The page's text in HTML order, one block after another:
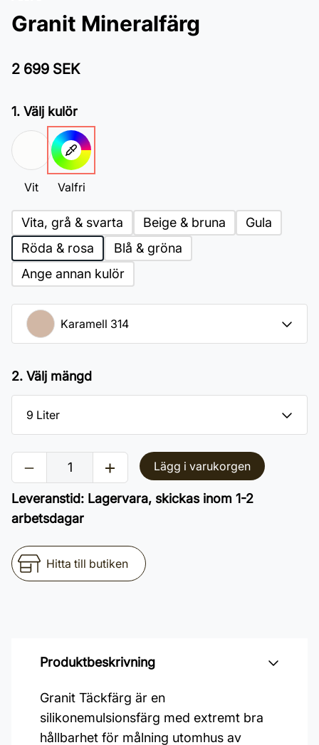
Granit Mineralfärg
2 699 SEK
1. Välj kulör
Vit Valfri
Vita, grå & svarta Beige & bruna
Gula
Röda & rosa
Blå & gröna
Ange annan kulör
2. Välj mängd
Lägg i varukorgen
Leveranstid: Lagervara, skickas inom 1-2
arbetsdagar
Hitta till butiken
Produktbeskrivning
Granit Täckfärg är en
silikonemulsionsfärg med extremt bra
hållbarhet för målning utomhus av